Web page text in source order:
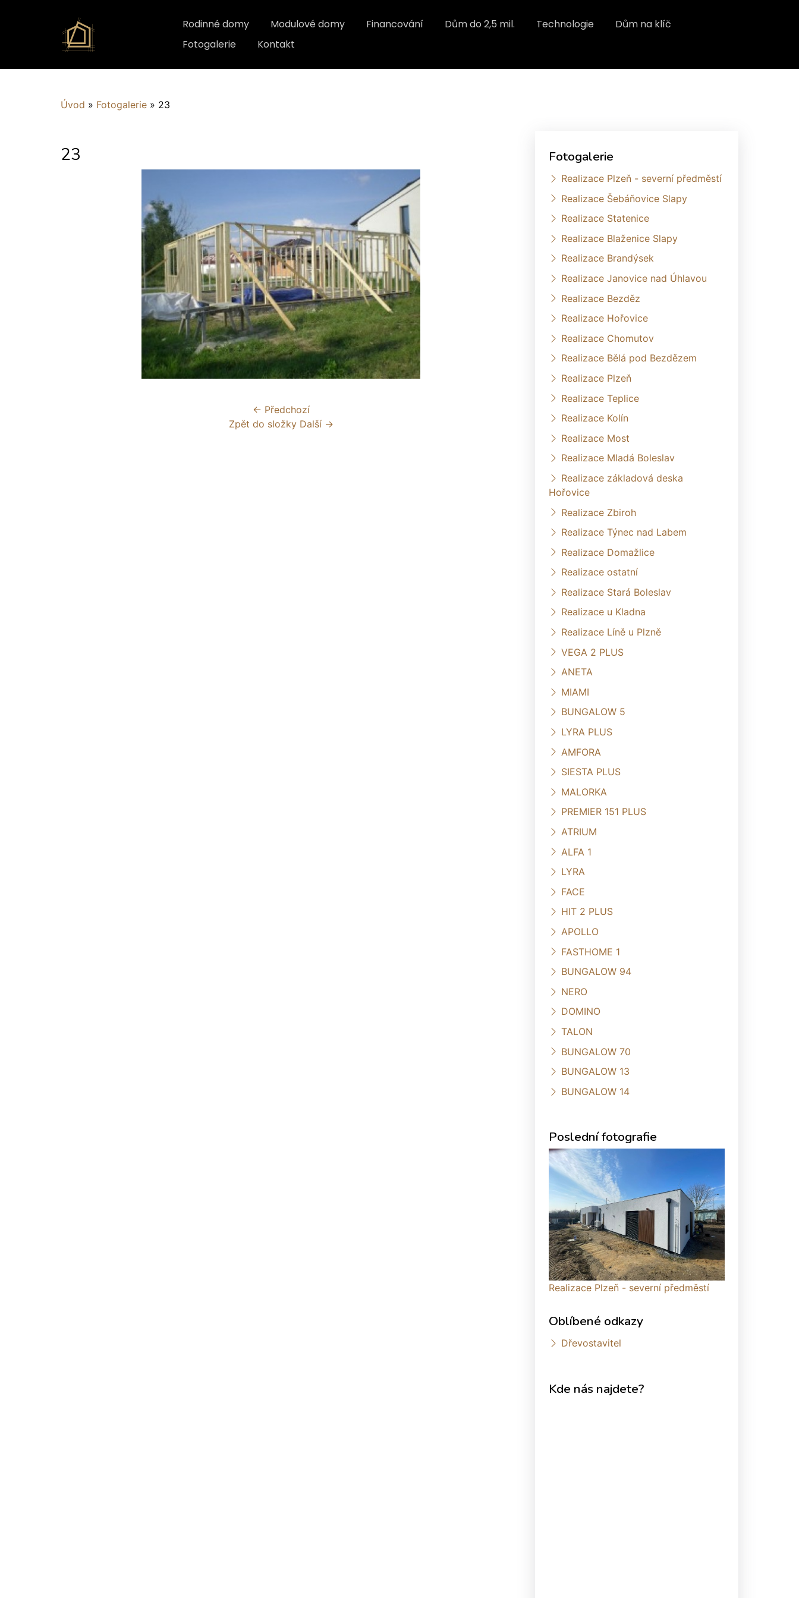
Rodinné domy Modulové domy Financování Dům do 2,5 mil. Technologie
Dům na klíč
Fotogalerie
Kontakt
Úvod » Fotogalerie » 23
23
← Předchozí
Zpět do složky Další →
Fotogalerie
Realizace Plzeň - severní předměstí
Realizace Šebáňovice Slapy
Realizace Statenice
Realizace Blaženice Slapy
Realizace Brandýsek
Realizace Janovice nad Úhlavou
Realizace Bezděz
Realizace Hořovice
Realizace Chomutov
Realizace Bělá pod Bezdězem
Realizace Plzeň
Realizace Teplice
Realizace Kolín
Realizace Most
Realizace Mladá Boleslav
Realizace základová deska
Hořovice
Realizace Zbiroh
Realizace Týnec nad Labem
Realizace Domažlice
Realizace ostatní
Realizace Stará Boleslav
Realizace u Kladna
Realizace Líně u Plzně
VEGA 2 PLUS
ANETA
MIAMI
BUNGALOW 5
LYRA PLUS
AMFORA
SIESTA PLUS
MALORKA
PREMIER 151 PLUS
ATRIUM
ALFA 1
LYRA
FACE
HIT 2 PLUS
APOLLO
FASTHOME 1
BUNGALOW 94
NERO
DOMINO
TALON
BUNGALOW 70
BUNGALOW 13
BUNGALOW 14
Poslední fotografie
Realizace Plzeň - severní předměstí
Oblíbené odkazy
Dřevostavitel
Kde nás najdete?